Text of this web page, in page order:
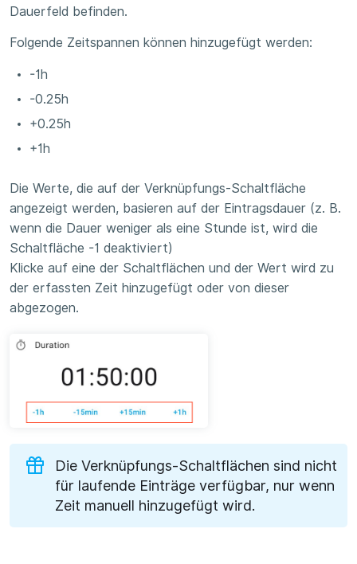
Dauerfeld befinden.
Folgende Zeitspannen können hinzugefügt werden:
-1h
-0.25h
+0.25h
+1h
Die Werte, die auf der Verknüpfungs-Schaltfläche
angezeigt werden, basieren auf der Eintragsdauer (z. B.
wenn die Dauer weniger als eine Stunde ist, wird die
Schaltfläche -1 deaktiviert)
Klicke auf eine der Schaltflächen und der Wert wird zu
der erfassten Zeit hinzugefügt oder von dieser
abgezogen.
Die Verknüpfungs-Schaltflächen sind nicht
für laufende Einträge verfügbar, nur wenn
Zeit manuell hinzugefügt wird.